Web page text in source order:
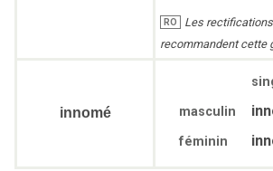
RO
Les
recommandent cette
innomé
masculin
féminin